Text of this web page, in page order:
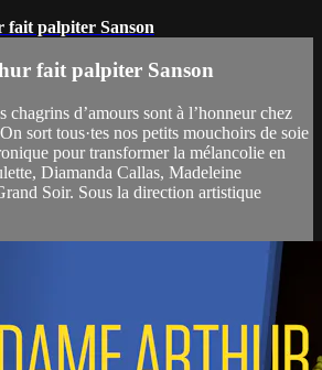
palpiter Sanson
fait palpiter Sanson
chagrins d’amours sont à l’honneur chez
sort tous·tes nos petits mouchoirs de soie
pour transformer la mélancolie en
Diamanda Callas, Madeleine
Soir. Sous la direction artistique